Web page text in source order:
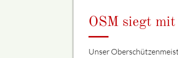
OSM siegt
Unser